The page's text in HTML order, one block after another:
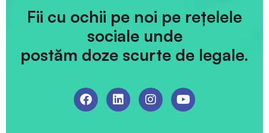
Fii cu ochii pe noi pe rețelele
sociale unde
postăm doze scurte de legale.